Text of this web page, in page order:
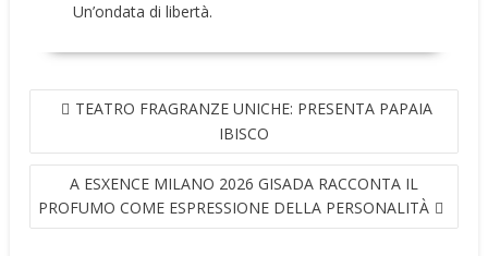
Un’ondata di libertà.
NAVIGAZIONE
ARTICOLITEATRO FRAGRANZE UNICHE: PRESENTA PAPAIA
IBISCO
A ESXENCE MILANO 2026 GISADA RACCONTA IL
PROFUMO COME ESPRESSIONE DELLA PERSONALITÀ